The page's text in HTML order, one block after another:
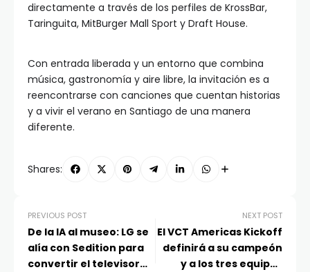
directamente a través de los perfiles de KrossBar,
Taringuita, MitBurger Mall Sport y Draft House.
Con entrada liberada y un entorno que combina
música, gastronomía y aire libre, la invitación es a
reencontrarse con canciones que cuentan historias
y a vivir el verano en Santiago de una manera
diferente.
Shares:
PREVIOUS POST
De la IA al museo: LG se
alía con Sedition para
convertir el televisor
NEXT POST
El VCT Americas Kickoff
definirá a su campeón
y a los tres equipos